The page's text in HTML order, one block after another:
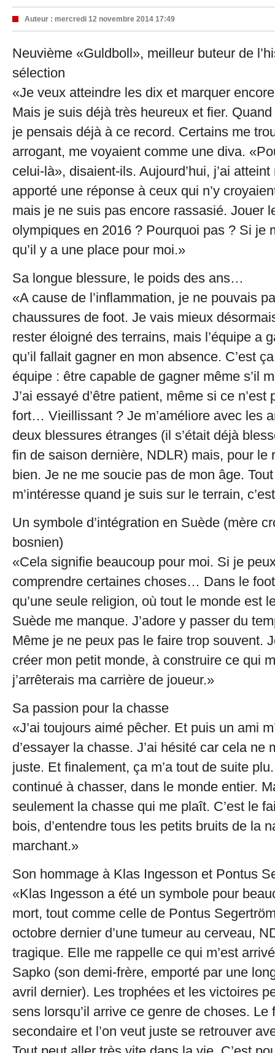
Auteur : mercredi 12 novembre 2014 17:49
Neuvième «Guldboll», meilleur buteur de
sélection
«Je veux atteindre les dix et marquer
Mais je suis déjà très heureux et fier. Quand
je pensais déjà à ce record. Certains me
arrogant, me voyaient comme une diva.
celui-là», disaient-ils. Aujourd’hui, j’ai
apporté une réponse à ceux qui n’y
mais je ne suis pas encore rassasié. Jouer
olympiques en 2016 ? Pourquoi pas ? Si je
qu’il y a une place pour moi.»
Sa longue blessure, le poids des ans…
«A cause de l’inflammation, je ne pouvais
chaussures de foot. Je vais mieux
rester éloigné des terrains, mais l’équipe a
qu’il fallait gagner en mon absence. C’est
équipe : être capable de gagner même s’il
J’ai essayé d’être patient, même si ce
fort… Vieillissant ? Je m’améliore avec les
deux blessures étranges (il s’était déjà
fin de saison dernière, NDLR) mais, pour le
bien. Je ne me soucie pas de mon âge.
m’intéresse quand je suis sur le terrain,
Un symbole d’intégration en Suède (mère
bosnien)
«Cela signifie beaucoup pour moi. Si je
comprendre certaines choses… Dans le
qu’une seule religion, où tout le monde est
Suède me manque. J’adore y passer du
Même je ne peux pas le faire trop souvent.
créer mon petit monde, à construire ce qui
j’arrêterais ma carrière de joueur.»
Sa passion pour la chasse
«J’ai toujours aimé pêcher. Et puis un ami
d’essayer la chasse. J’ai hésité car cela ne
juste. Et finalement, ça m’a tout de suite
continué à chasser, dans le monde entier.
seulement la chasse qui me plaît. C’est le
bois, d’entendre tous les petits bruits de la
marchant.»
Son hommage à Klas Ingesson et Pontus
«Klas Ingesson a été un symbole pour
mort, tout comme celle de Pontus
octobre dernier d’une tumeur au cerveau,
tragique. Elle me rappelle ce qui m’est
Sapko (son demi-frère, emporté par une
avril dernier). Les trophées et les victoires
sens lorsqu’il arrive ce genre de choses. Le
secondaire et l’on veut juste se retrouver